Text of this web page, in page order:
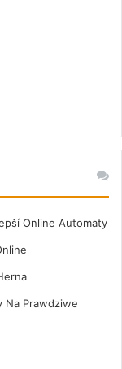
Online Automaty
Na Prawdziwe